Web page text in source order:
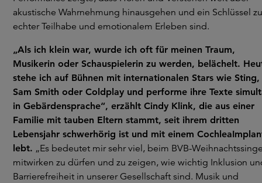
akustische Wahrnehmung hinausgehen und ein Schlüssel zu
echter Teilhabe und emotionalem Erleben sind.
„Als ich klein war, wurde ich oft für meinen Traum,
Musikerin oder Schauspielerin zu werden, belächelt.
stehe ich auf Bühnen mit internationalen Stars wie Sting,
Sam Smith oder Coldplay und performe ihre Texte
in Gebärdensprache“, erzählt Cindy Klink, die aus einer
Familie mit tauben Eltern stammt, seit ihrem dritten
Lebensjahr schwerhörig ist und mit einem
lebt. „Es bedeutet mir sehr viel, beim BVB-
mitwirken zu dürfen und zu zeigen, wie wichtig Inklusion
Barrierefreiheit in unserer Gesellschaft sind. Musik und